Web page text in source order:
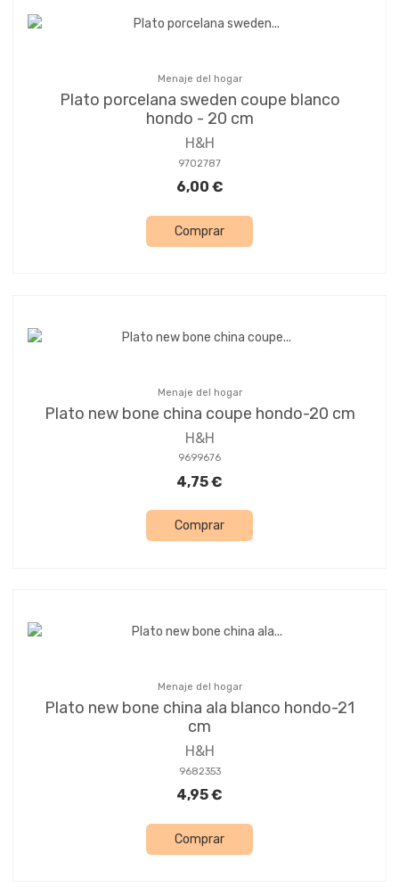
Menaje del hogar
Plato porcelana sweden coupe blanco
hondo - 20 cm
H&H
9702787
6,00 €
Comprar
Menaje del hogar
Plato new bone china coupe hondo-20 cm
H&H
9699676
4,75 €
Comprar
Menaje del hogar
Plato new bone china ala blanco hondo-21
cm
H&H
9682353
4,95 €
Comprar